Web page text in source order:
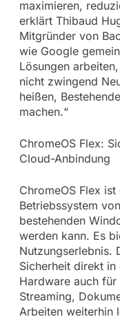
maximieren,
erklärt Thibaud
Mitgründer von
wie Google
Lösungen
nicht zwingend
heißen,
machen.“
ChromeOS Flex:
Cloud-Anbindung
ChromeOS Flex
Betriebssystem
bestehenden
werden kann. Es
Nutzungserlebnis.
Sicherheit direkt
Hardware auch
Streaming,
Arbeiten weiterhin